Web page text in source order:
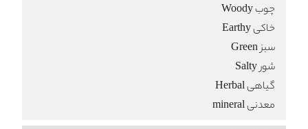
چوب Woody
خاکی Earthy
سبز Green
شور Salty
گیاهی Herbal
معدنی mineral